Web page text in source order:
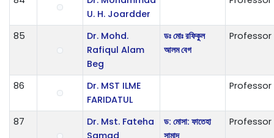
U. H. Joardder
85
Dr. Mohd.
Rafiqul Alam
Beg
ডঃ মোঃ রফিকুল
আলম বেগ
Professor
86
Dr. MST ILME
FARIDATUL
Professor
87
Dr. Mst. Fateha
Samad
ড: মোসা: ফাতেহা
সামাদ
Professor